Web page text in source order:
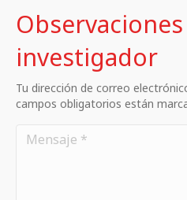
investigador
Tu dirección de correo
campos obligatorios están